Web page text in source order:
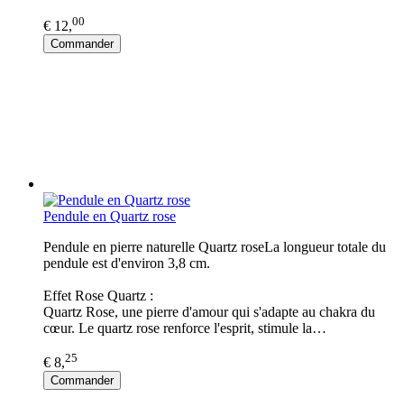
€ 12,00
Commander
Pendule en Quartz rose
Pendule en pierre naturelle Quartz roseLa longueur totale du
pendule est d'environ 3,8 cm.
Effet Rose Quartz :
Quartz Rose, une pierre d'amour qui s'adapte au chakra du
cœur. Le quartz rose renforce l'esprit, stimule la…
€ 8,25
Commander